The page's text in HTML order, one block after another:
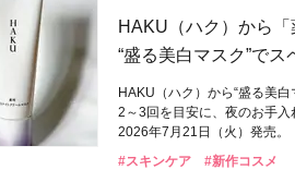
HAKU（ハク）から
“盛る美白マスク”でス
HAKU（ハク）から“盛る美
2～3回を目安に、夜のお手入
2026年7月21日（火）発売。
#スキンケア
#新作コスメ